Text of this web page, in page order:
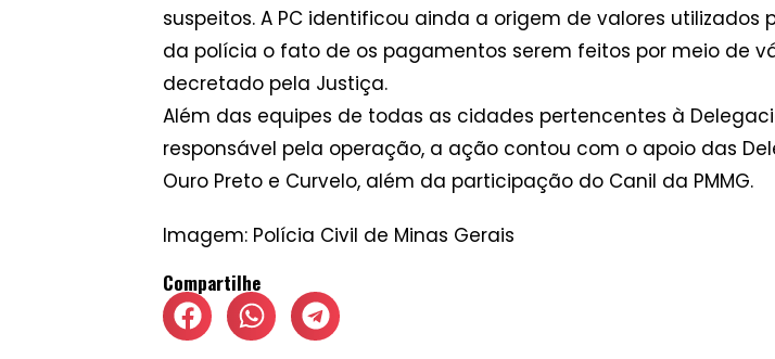
suspeitos. A PC identificou ainda a origem de valores
da polícia o fato de os pagamentos serem feitos por meio de
decretado pela Justiça.
Além das equipes de todas as cidades pertencentes à
responsável pela operação, a ação contou com o apoio das
Ouro Preto e Curvelo, além da participação do Canil da PMMG.
Imagem: Polícia Civil de Minas Gerais
Compartilhe